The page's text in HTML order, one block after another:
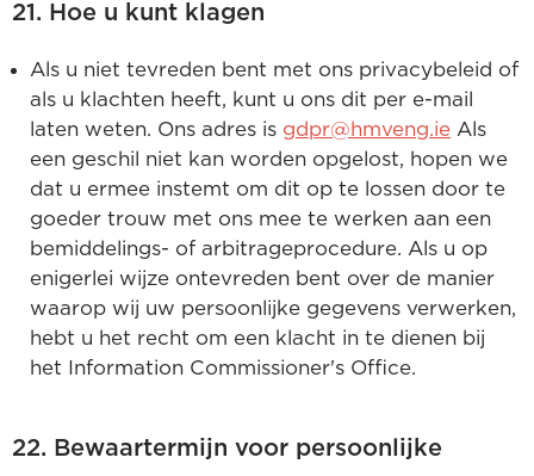
21. Hoe u kunt klagen
Als u niet tevreden bent met ons privacybeleid of
als u klachten heeft, kunt u ons dit per e-mail
laten weten. Ons adres is gdpr@hmveng.ie Als
een geschil niet kan worden opgelost, hopen we
dat u ermee instemt om dit op te lossen door te
goeder trouw met ons mee te werken aan een
bemiddelings- of arbitrageprocedure. Als u op
enigerlei wijze ontevreden bent over de manier
waarop wij uw persoonlijke gegevens verwerken,
hebt u het recht om een klacht in te dienen bij
het Information Commissioner's Office.
22. Bewaartermijn voor persoonlijke